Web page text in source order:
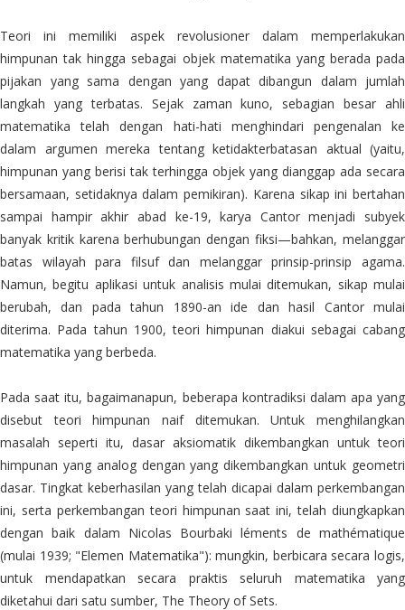
Teori ini memiliki aspek revolusioner dalam memperlakukan
himpunan tak hingga sebagai objek matematika yang berada pada
pijakan yang sama dengan yang dapat dibangun dalam jumlah
langkah yang terbatas. Sejak zaman kuno, sebagian besar ahli
matematika telah dengan hati-hati menghindari pengenalan ke
dalam argumen mereka tentang ketidakterbatasan aktual (yaitu,
himpunan yang berisi tak terhingga objek yang dianggap ada secara
bersamaan, setidaknya dalam pemikiran). Karena sikap ini bertahan
sampai hampir akhir abad ke-19, karya Cantor menjadi subyek
banyak kritik karena berhubungan dengan fiksi—bahkan, melanggar
batas wilayah para filsuf dan melanggar prinsip-prinsip agama.
Namun, begitu aplikasi untuk analisis mulai ditemukan, sikap mulai
berubah, dan pada tahun 1890-an ide dan hasil Cantor mulai
diterima. Pada tahun 1900, teori himpunan diakui sebagai cabang
matematika yang berbeda.
Pada saat itu, bagaimanapun, beberapa kontradiksi dalam apa yang
disebut teori himpunan naif ditemukan. Untuk menghilangkan
masalah seperti itu, dasar aksiomatik dikembangkan untuk teori
himpunan yang analog dengan yang dikembangkan untuk geometri
dasar. Tingkat keberhasilan yang telah dicapai dalam perkembangan
ini, serta perkembangan teori himpunan saat ini, telah diungkapkan
dengan baik dalam Nicolas Bourbaki léments de mathématique
(mulai 1939; "Elemen Matematika"): mungkin, berbicara secara logis,
untuk mendapatkan secara praktis seluruh matematika yang
diketahui dari satu sumber, The Theory of Sets.